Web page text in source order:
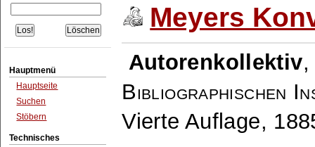
Hauptmenü
Hauptseite
Suchen
Stöbern
Technisches
Meyers
Autorenkollektiv
Bibliographischen
Vierte Auflage,